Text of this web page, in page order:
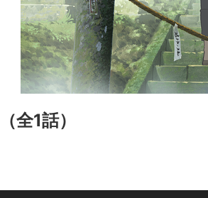
（全1話）